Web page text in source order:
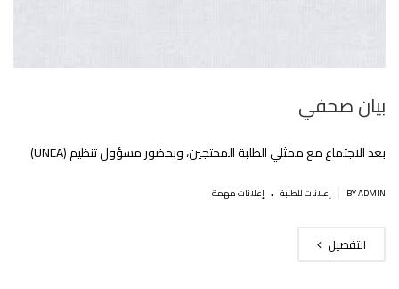
بيان صحفي
بعد الاجتماع مع ممثلي الطلبة المحتجين، وبحضور مسؤول تنظيم (UNEA)
BY ADMIN إعلانات للطلبة . إعلانات مهمة
التفصيل